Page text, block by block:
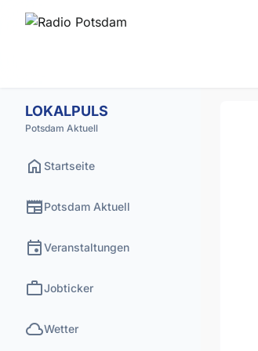
LOKALPULS
Potsdam Aktuell
home Startseite
newspaperPotsdam Aktuell
eventVeranstaltungen
workJobticker
cloudWetter